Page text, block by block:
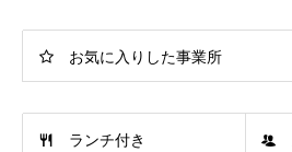
お気に入りした事業所
ランチ付き